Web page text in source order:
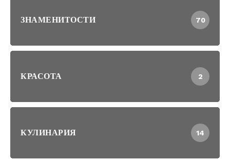
ЗНАМЕНИТОСТИ 70
КРАСОТА 2
КУЛИНАРИЯ 14